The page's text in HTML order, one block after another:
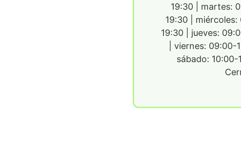
19:30 | martes:
19:30 |
19:30 | jueves:
| viernes: 09:00-
sábado: